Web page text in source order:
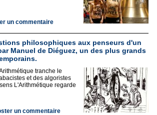
un commentaire
philosophiques aux penseurs d'un
Manuel de Diéguez, un des plus grands
tranche le
et des algoristes
L'Arithmétique regarde
un commentaire